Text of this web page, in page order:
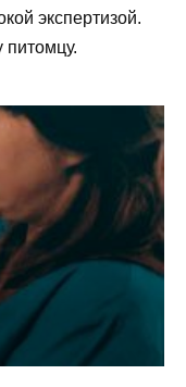
экспертизой.
питомцу.